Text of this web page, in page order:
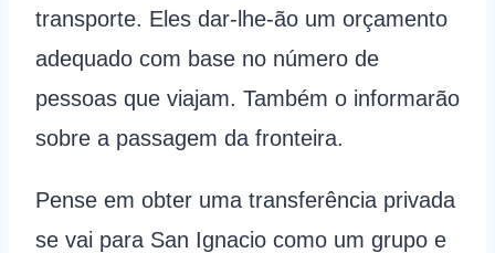
transporte. Eles dar-lhe-ão um orçamento
adequado com base no número de
pessoas que viajam. Também o informarão
sobre a passagem da fronteira.
Pense em obter uma transferência privada
se vai para San Ignacio como um grupo e